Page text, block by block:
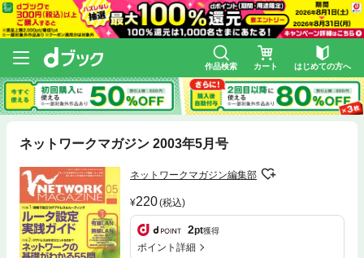
作品検索 カート はじめての方へ
ネットワークマガジン 2003年5月号
ネットワークマガジン編集部
220(税込)
2pt獲得
ポイント詳細